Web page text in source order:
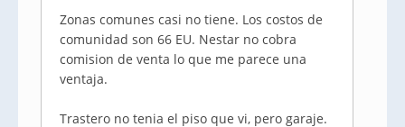
Zonas comunes casi no tiene. Los costos de
comunidad son 66 EU. Nestar no cobra
comision de venta lo que me parece una
ventaja.
Trastero no tenia el piso que vi, pero garaje.